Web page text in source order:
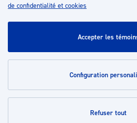
de confidentialité et cookies
accepter les
configuration
refuser tout
À propos
Service client